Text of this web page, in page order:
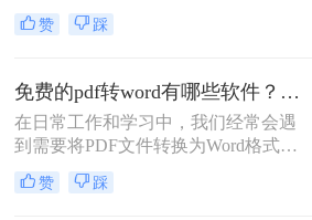
想要将一份PDF格式的文档转换成
Word文档，但是试过很多软件了，转
排版格式都乱了，文字也有出错的。
有没有好一点的pdf转word在线免费转
换器哪个好用软件呢？好软件当然是
有的，就看你有没有这个运气遇到
了。给大家介绍一下转转大师PDF转
换器，不管是在线转换格式还是客户
赞 踩
免费的pdf转word有哪些软件？3款实用软件推荐！
在日常工作和学习中，我们经常会遇
到需要将PDF文件转换为Word格式的
情况。无论是编辑文档、复制文字还
是进一步修改内容，PDF转Word都是
赞 踩